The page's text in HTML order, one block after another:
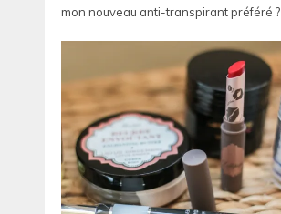
mon nouveau anti-transpirant préféré ?